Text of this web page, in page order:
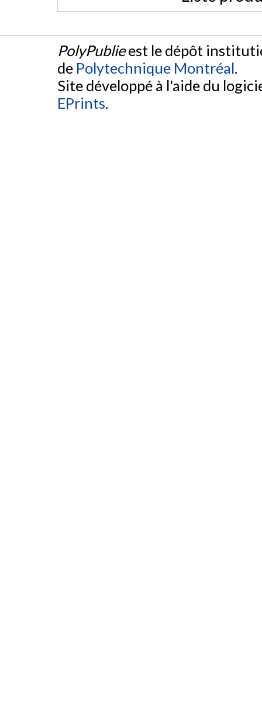
PolyPublieest le dépôt
de Polytechnique Montréal.
Site développé à l'aide du
EPrints.